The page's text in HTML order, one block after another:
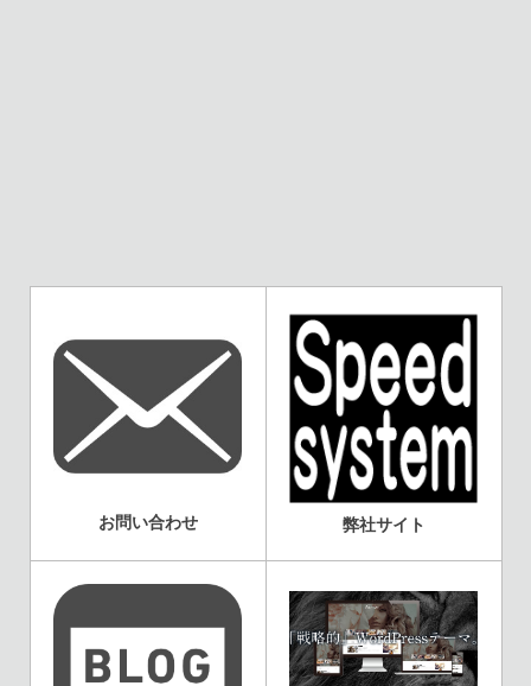
お問い合わせ 弊社サイト